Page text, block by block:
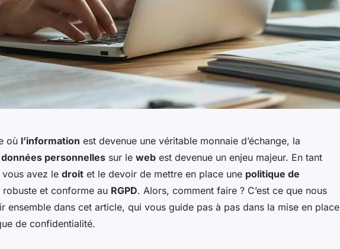
où l’information est devenue une véritable monnaie d’échange, la
données personnelles sur le web est devenue un enjeu majeur. En tant
vous avez le droit et le devoir de mettre en place une politique de
robuste et conforme au RGPD. Alors, comment faire ? C’est ce que nous
ensemble dans cet article, qui vous guide pas à pas dans la mise en place
de confidentialité.